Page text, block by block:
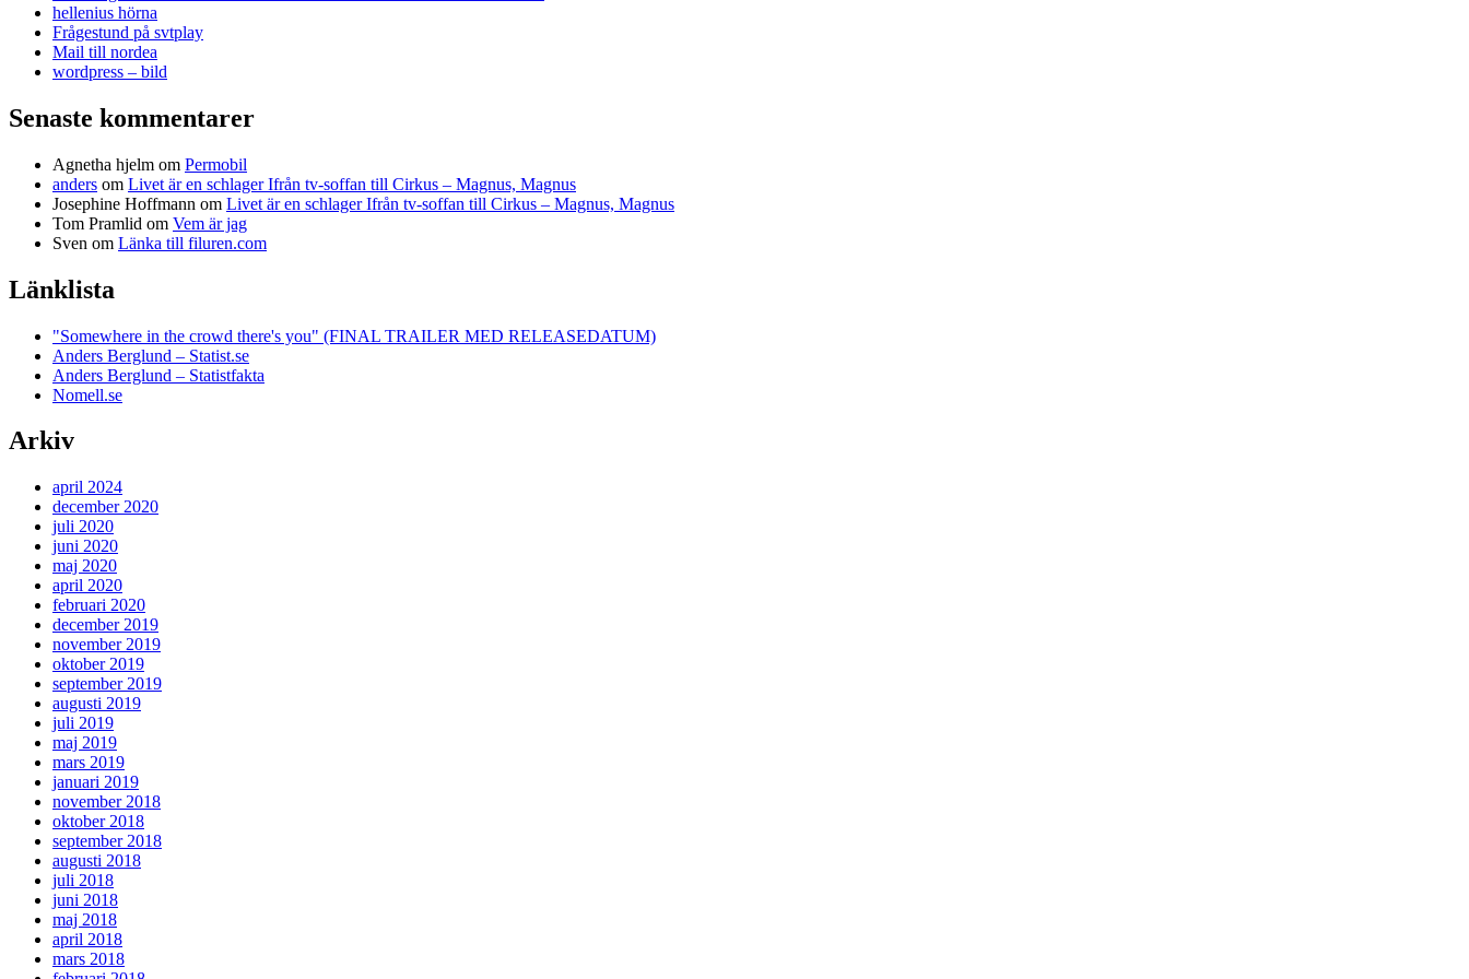
hellenius hörna
Frågestund på svtplay
Mail till nordea
wordpress – bild
Senaste kommentarer
Agnetha hjelm om Permobil
anders om Livet är en schlager Ifrån tv-soffan till Cirkus – Magnus, Magnus
Josephine Hoffmann om Livet är en schlager Ifrån tv-soffan till Cirkus – Magnus, Magnus
Tom Pramlid om Vem är jag
Sven om Länka till filuren.com
Länklista
"Somewhere in the crowd there's you" (FINAL TRAILER MED RELEASEDATUM)
Anders Berglund – Statist.se
Anders Berglund – Statistfakta
Nomell.se
Arkiv
april 2024
december 2020
juli 2020
juni 2020
maj 2020
april 2020
februari 2020
december 2019
november 2019
oktober 2019
september 2019
augusti 2019
juli 2019
maj 2019
mars 2019
januari 2019
november 2018
oktober 2018
september 2018
augusti 2018
juli 2018
juni 2018
maj 2018
april 2018
mars 2018